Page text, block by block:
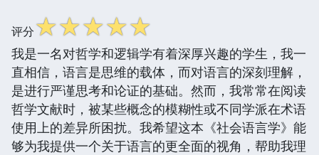
评分☆☆☆☆☆
我是一名对哲学和逻辑学有着深厚兴趣的学生，我一
直相信，语言是思维的载体，而对语言的深刻理解，
是进行严谨思考和论证的基础。然而，我常常在阅读
哲学文献时，被某些概念的模糊性或不同学派在术语
使用上的差异所困扰。我希望这本《社会语言学》能
够为我提供一个关于语言的更全面的视角，帮助我理